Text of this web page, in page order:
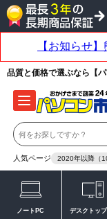
品質と価格で選ぶなら【
人気ページ 2020年以降（
ノートPC デスクトッ